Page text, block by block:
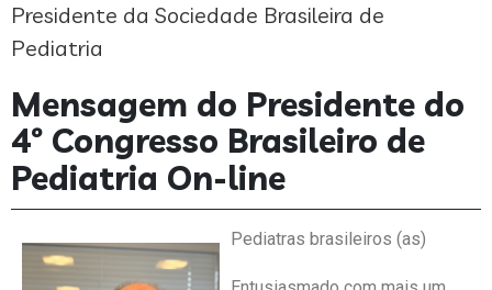
Presidente da Sociedade Brasileira de
Pediatria
Mensagem do Presidente do
4º Congresso Brasileiro de
Pediatria On-line
Pediatras brasileiros (as)